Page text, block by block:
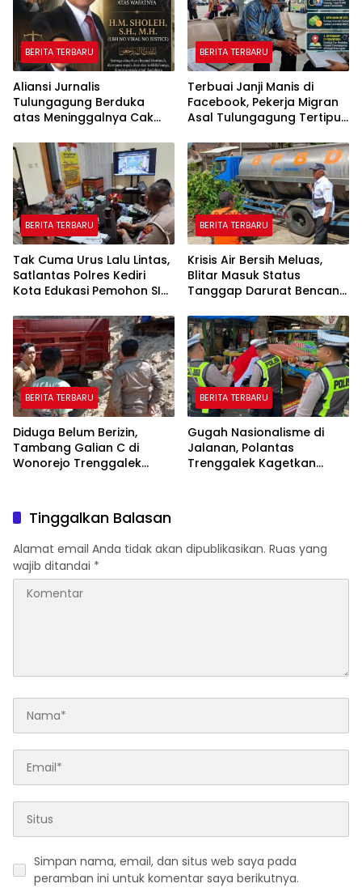
BERITA TERBARU
Aliansi Jurnalis
Tulungagung Berduka
atas Meninggalnya Cak
“Beliau Pejuang Keadilan
yang Vokal”
BERITA TERBARU
Terbuai Janji Manis di
Facebook, Pekerja Migran
Asal Tulungagung Tertipu
BERITA TERBARU
Tak Cuma Urus Lalu Lintas,
Satlantas Polres Kediri
Kota Edukasi Pemohon SIM
Pelatihan AI
BERITA TERBARU
Krisis Air Bersih Meluas,
Blitar Masuk Status
Tanggap Darurat Bencana
BERITA TERBARU
Diduga Belum Berizin,
Tambang Galian C di
Wonorejo Trenggalek
BERITA TERBARU
Gugah Nasionalisme di
Jalanan, Polantas
Trenggalek Kagetkan
Tinggalkan Balasan
Alamat email Anda tidak akan dipublikasikan. Ruas yang
wajib ditandai *
Simpan nama, email, dan situs web saya pada
peramban ini untuk komentar saya berikutnya.